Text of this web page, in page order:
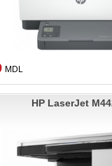
MDL
HP LaserJet